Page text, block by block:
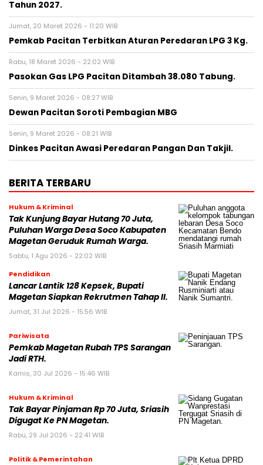
Tahun 2027.
Jumat, 20 Maret 2026 - 11:20 WIB
Pemkab Pacitan Terbitkan Aturan Peredaran LPG 3 Kg.
Rabu, 18 Maret 2026 - 22:02 WIB
Pasokan Gas LPG Pacitan Ditambah 38.080 Tabung.
Senin, 9 Maret 2026 - 08:27 WIB
Dewan Pacitan Soroti Pembagian MBG
Senin, 9 Maret 2026 - 08:21 WIB
Dinkes Pacitan Awasi Peredaran Pangan Dan Takjil.
BERITA TERBARU
Hukum & Kriminal
Tak Kunjung Bayar Hutang 70 Juta,
Puluhan Warga Desa Soco Kabupaten
Magetan Geruduk Rumah Warga.
Sabtu, 1 Agu 2026 - 22:02 WIB
Pendidikan
Lancar Lantik 128 Kepsek, Bupati
Magetan Siapkan Rekrutmen Tahap II.
Jumat, 31 Jul 2026 - 15:56 WIB
Pariwisata
Pemkab Magetan Rubah TPS Sarangan
Jadi RTH.
Kamis, 30 Jul 2026 - 15:46 WIB
Hukum & Kriminal
Tak Bayar Pinjaman Rp 70 Juta, Sriasih
Digugat Ke PN Magetan.
Rabu, 29 Jul 2026 - 22:41 WIB
Politik & Pemerintahan